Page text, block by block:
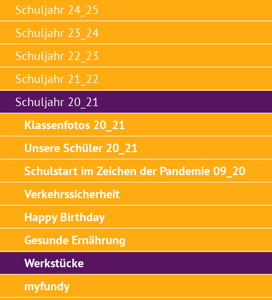
Schuljahr 24_25
Schuljahr 23_24
Schuljahr 22_23
Schuljahr 21_22
Schuljahr 20_21
Klassenfotos 20_21
Unsere Schüler 20_21
Schulstart im Zeichen der Pandemie 09_20
Verkehrssicherheit
Happy Birthday
Gesunde Ernährung
Werkstücke
myfundy